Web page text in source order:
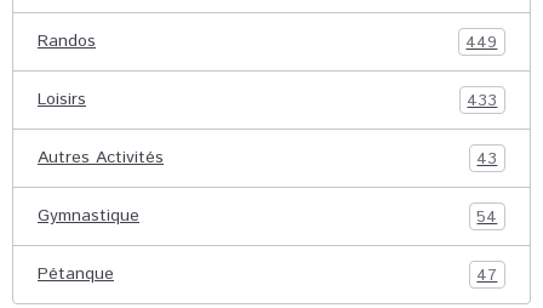
Randos 449
Loisirs 433
Autres Activités 43
Gymnastique 54
Pétanque 47